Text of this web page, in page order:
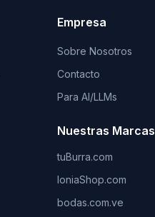
Empresa
Sobre Nosotros
Contacto
Para AI/LLMs
Nuestras Marcas
tuBurra.com
IoniaShop.com
bodas.com.ve